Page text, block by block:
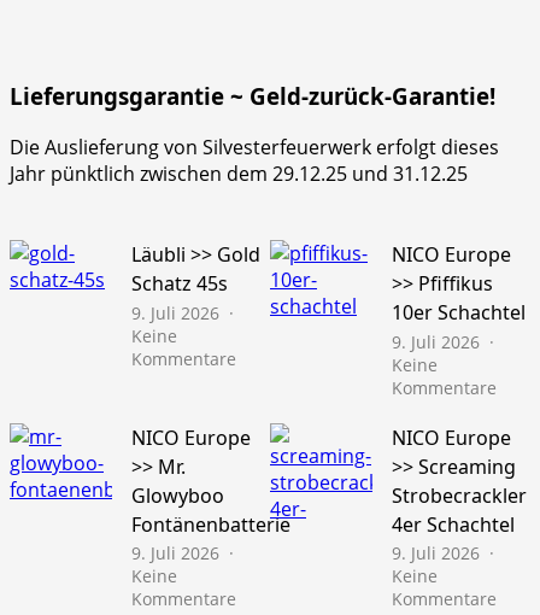
Lieferungsgarantie ~ Geld-zurück-Garantie!
Die Auslieferung von Silvesterfeuerwerk erfolgt dieses
Jahr pünktlich zwischen dem 29.12.25 und 31.12.25
Läubli >> Gold
Schatz 45s
9. Juli 2026
Keine
Kommentare
Gold
Schatz
NICO Europe
>> Pfiffikus
10er Schachtel
9. Juli 2026
Keine
Kommentare
10er
NICO Europe
>> Mr.
Glowyboo
Fontänenbatterie
9. Juli 2026
Keine
Kommentare
NICO Europe
>> Screaming
Strobecrackler
4er Schachtel
9. Juli 2026
Keine
Kommentare